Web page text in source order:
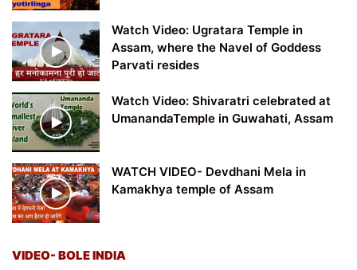
Watch Video: Ugratara Temple in
Assam, where the Navel of Goddess
Parvati resides
Watch Video: Shivaratri celebrated at
UmanandaTemple in Guwahati, Assam
WATCH VIDEO- Devdhani Mela in
Kamakhya temple of Assam
VIDEO- BOLE INDIA